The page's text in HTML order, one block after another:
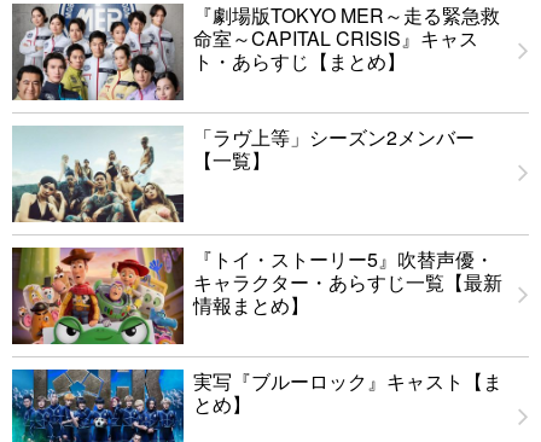
『劇場版TOKYO MER～走る緊急救
命室～CAPITAL CRISIS』キャス
ト・あらすじ【まとめ】
「ラヴ上等」シーズン2メンバー
【一覧】
『トイ・ストーリー5』吹替声優・
キャラクター・あらすじ一覧【最新
情報まとめ】
実写『ブルーロック』キャスト【ま
とめ】